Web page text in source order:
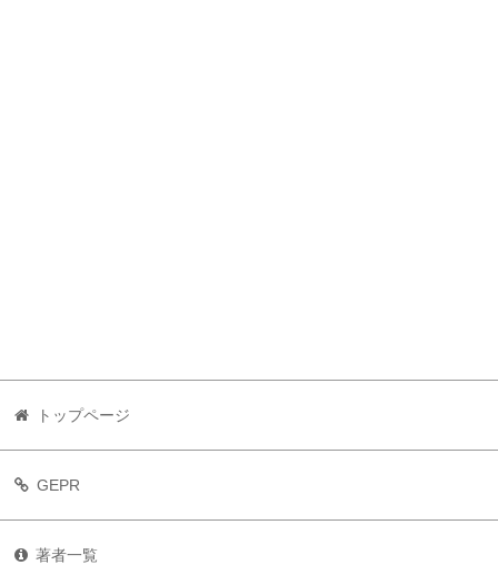
トップページ
GEPR
著者一覧